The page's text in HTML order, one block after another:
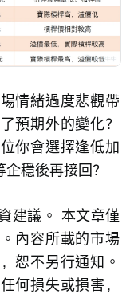
情緒過度悲觀帶
預期外的變化？
你會選擇逢低加
穩後再接回？
建議。 本文章僅
內容所載的市場
恕不另行通知。
何損失或損害，